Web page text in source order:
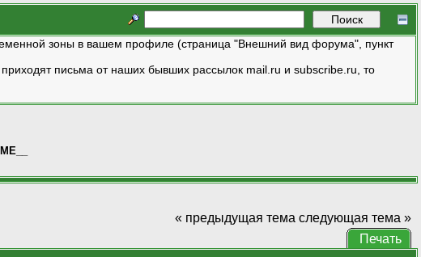
зоны в вашем профиле (страница "Внешний вид форума", пункт
письма от наших бывших рассылок mail.ru и subscribe.ru, то
« предыдущая тема следующая тема »
Печать